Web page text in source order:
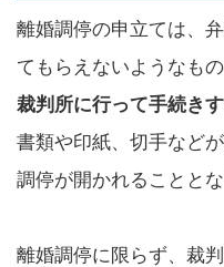
離婚調停の申立ては、
てもらえないようなも
裁判所に行って手続き
書類や印紙、切手など
調停が開かれることとな
離婚調停に限らず、裁